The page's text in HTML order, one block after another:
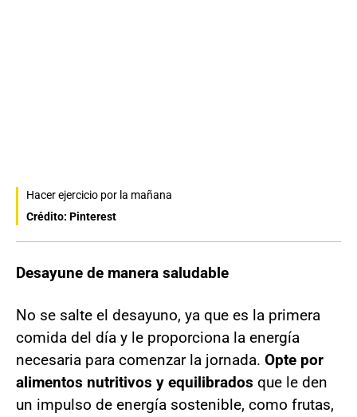
Hacer ejercicio por la mañana
Crédito: Pinterest
Desayune de manera saludable
No se salte el desayuno, ya que es la primera
comida del día y le proporciona la energía
necesaria para comenzar la jornada. Opte por
alimentos nutritivos y equilibrados que le den
un impulso de energía sostenible, como frutas,